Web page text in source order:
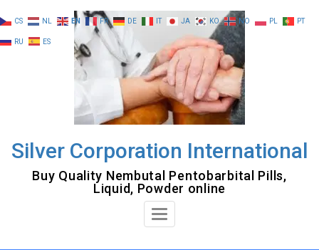
to
content
Silver Corporation International
Buy Quality Nembutal Pentobarbital Pills,
Liquid, Powder online
Toggle
CS NL EN FR DE IT JA KO NO PL PT
RU ES